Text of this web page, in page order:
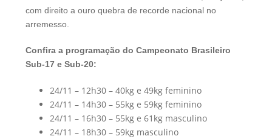
com direito a ouro quebra de recorde nacional no
arremesso.
Confira a programação do Campeonato Brasileiro
Sub-17 e Sub-20:
24/11 – 12h30 – 40kg e 49kg feminino
24/11 – 14h30 – 55kg e 59kg feminino
24/11 – 16h30 – 55kg e 61kg masculino
24/11 – 18h30 – 59kg masculino